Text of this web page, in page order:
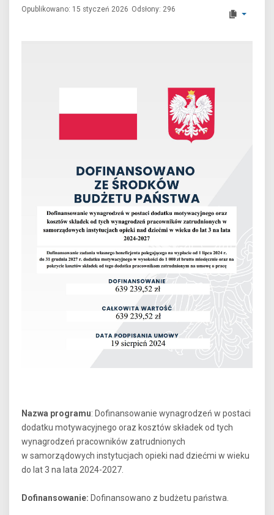
Opublikowano: 15 styczeń 2026 Odsłony: 296
Nazwa programu: Dofinansowanie wynagrodzeń w postaci
dodatku motywacyjnego oraz kosztów składek od tych
wynagrodzeń pracowników zatrudnionych
w samorządowych instytucjach opieki nad dziećmi w wieku
do lat 3 na lata 2024-2027.
Dofinansowanie: Dofinansowano z budżetu państwa.